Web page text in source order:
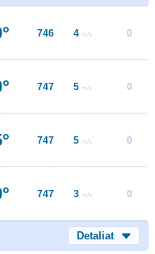
746 4 m/s 0
747 5 m/s 0
747 5 m/s 0
747 3 m/s 0
Detaliat